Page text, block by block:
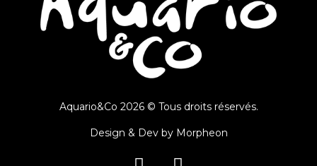
Aquario&Co 2026 © Tous droits réservés.
Design & Dev by Morpheon